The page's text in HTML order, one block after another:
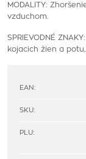
MODALITY:
vzduchom.
SPRIEVODNÉ
kojacich žien a
EAN:
SKU:
PLU: